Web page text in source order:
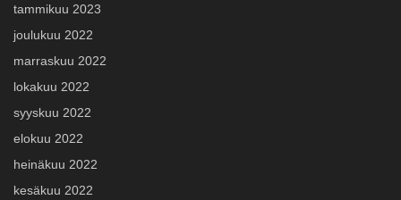
tammikuu 2023
joulukuu 2022
marraskuu 2022
lokakuu 2022
syyskuu 2022
elokuu 2022
heinäkuu 2022
kesäkuu 2022